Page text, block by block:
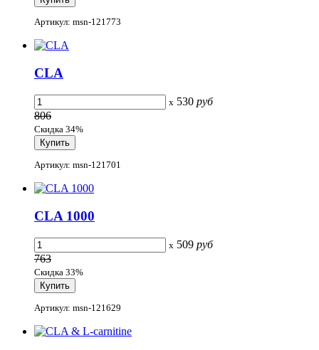
Артикул: msn-121773
СLA
x 530 руб
806
Скидка 34%
Артикул: msn-121701
CLA 1000
x 509 руб
763
Скидка 33%
Артикул: msn-121629